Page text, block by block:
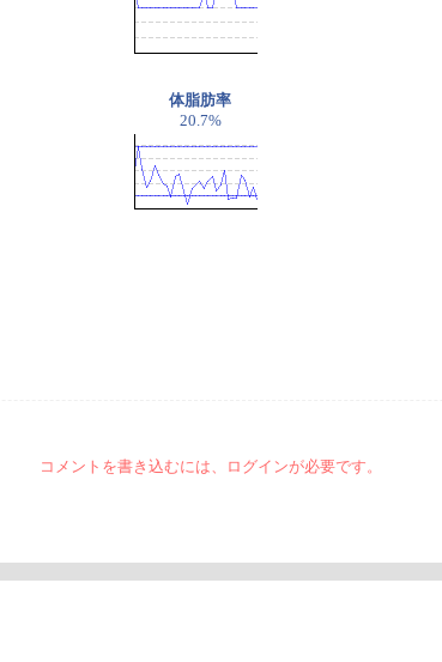
体脂肪率
20.7%
コメントを書き込むには、ログインが必要です。